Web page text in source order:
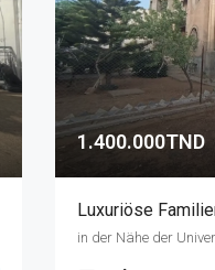
1.400.000TND
in der Nähe der